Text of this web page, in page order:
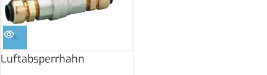
%
Luftabsperrhahn